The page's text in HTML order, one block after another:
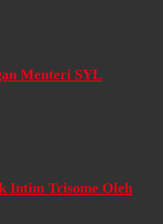
Menteri SYL
Intim Trisome Oleh